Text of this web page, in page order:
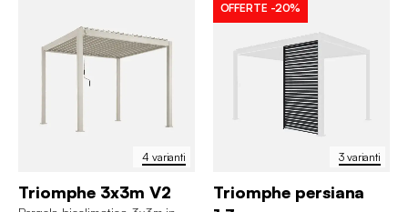
4 varianti
Triomphe 3x3m V2
3 varianti
OFFERTE -20%
Triomphe persiana